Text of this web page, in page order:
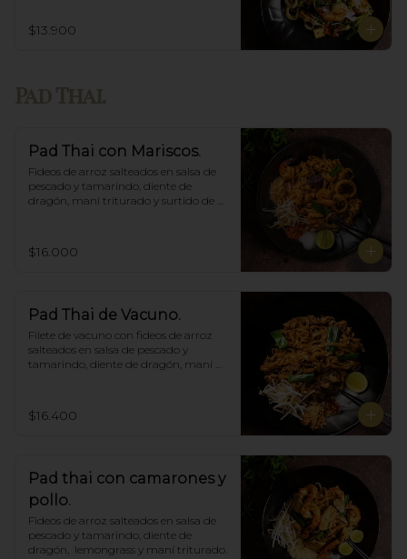
$13.900
Pad Thai con Mariscos.
Fideos de arroz salteados en salsa de
pescado y tamarindo, diente de
dragón, maní triturado y surtido de
$16.000
Pad Thai de Vacuno.
Filete de vacuno con fideos de arroz
salteados en salsa de pescado y
tamarindo, diente de dragón, maní
$16.400
Pad thai con camarones y
pollo.
Fideos de arroz salteados en salsa de
pescado y tamarindo, diente de
dragón,  lemongrass y maní triturado.